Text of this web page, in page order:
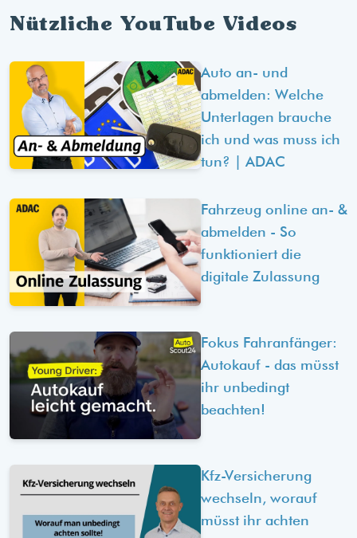
Nützliche YouTube Videos
Auto an- und
abmelden: Welche
Unterlagen brauche
ich und was muss ich
tun? | ADAC
Fahrzeug online an- &
abmelden - So
funktioniert die
digitale Zulassung
Fokus Fahranfänger:
Autokauf - das müsst
ihr unbedingt
beachten!
Kfz-Versicherung
wechseln, worauf
müsst ihr achten